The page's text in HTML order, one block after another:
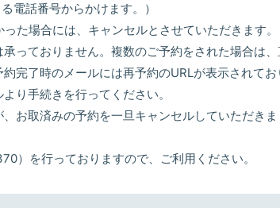
電話番号からかけます。）
た場合には、キャンセルとさせていただきます。
っておりません。複数のご予約をされた場合は
完了時のメールには再予約のURLが表示されてお
り手続きを行ってください。
お取済みの予約を一旦キャンセルしていただき
）を行っておりますので、ご利用ください。